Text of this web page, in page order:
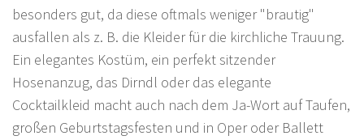
besonders gut, da diese oftmals weniger "brautig"
ausfallen als z. B. die Kleider für die kirchliche Trauung.
Ein elegantes Kostüm, ein perfekt sitzender
Hosenanzug, das Dirndl oder das elegante
Cocktailkleid macht auch nach dem Ja-Wort auf Taufen,
großen Geburtstagsfesten und in Oper oder Ballett